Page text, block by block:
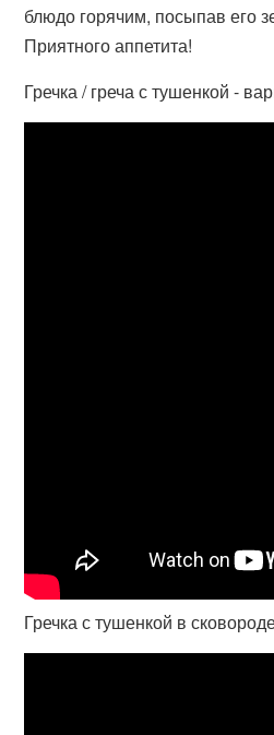
блюдо горячим, посыпав его
Приятного аппетита!
Гречка / греча с тушенкой -
Гречка с тушенкой в